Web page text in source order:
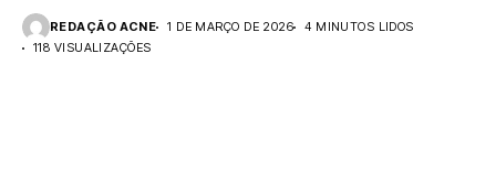
REDAÇÃO ACNE 1 DE MARÇO DE 2026
4 MINUTOS LIDOS
118 VISUALIZAÇÕES